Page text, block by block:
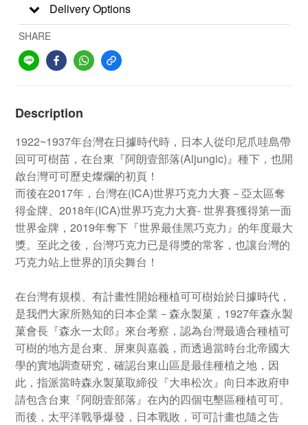
Delivery Options
SHARE
Description
1922~1937年台灣在日據時代時，日本人從印尼爪哇島帶
回可可樹苗，在台東『阿朗壹部落(Aljungic)』種下，也開
啟台灣可可歷史燦爛的初頁！
而後在2017年，台灣在(ICA)世界巧克力大賽－亞太區奪
得金牌、 2018年(ICA)世界巧克力大賽- 世界賽獲得第一面
世界金牌， 2019年奪下『世界最佳黑巧克力』的年度最大
獎。至此之後，台灣巧克力已是得獎的常客，也讓台灣的
巧克力站上世界的頂尖舞台！
在台灣有規模、有計畫性開始種植可可樹始於日據時代，
是我們大家所熟知的日本企業－森永製菓， 1927年森永製
菓會長『森永一太郎』來台考察，認為台灣最適合種植可
可樹的地方是台東、屏東與嘉義，而透過當時台北帝國大
學的實地調查研究，確認台東山區是最佳種植之地，因
此，指派當時森永製菓取締役『大串松次』向日本政府申
請包含台東『阿朗壹部落』在內的四個屯墾區種植可可。
而後，太平洋戰爭爆發，日本戰敗，可可計畫也隨之告